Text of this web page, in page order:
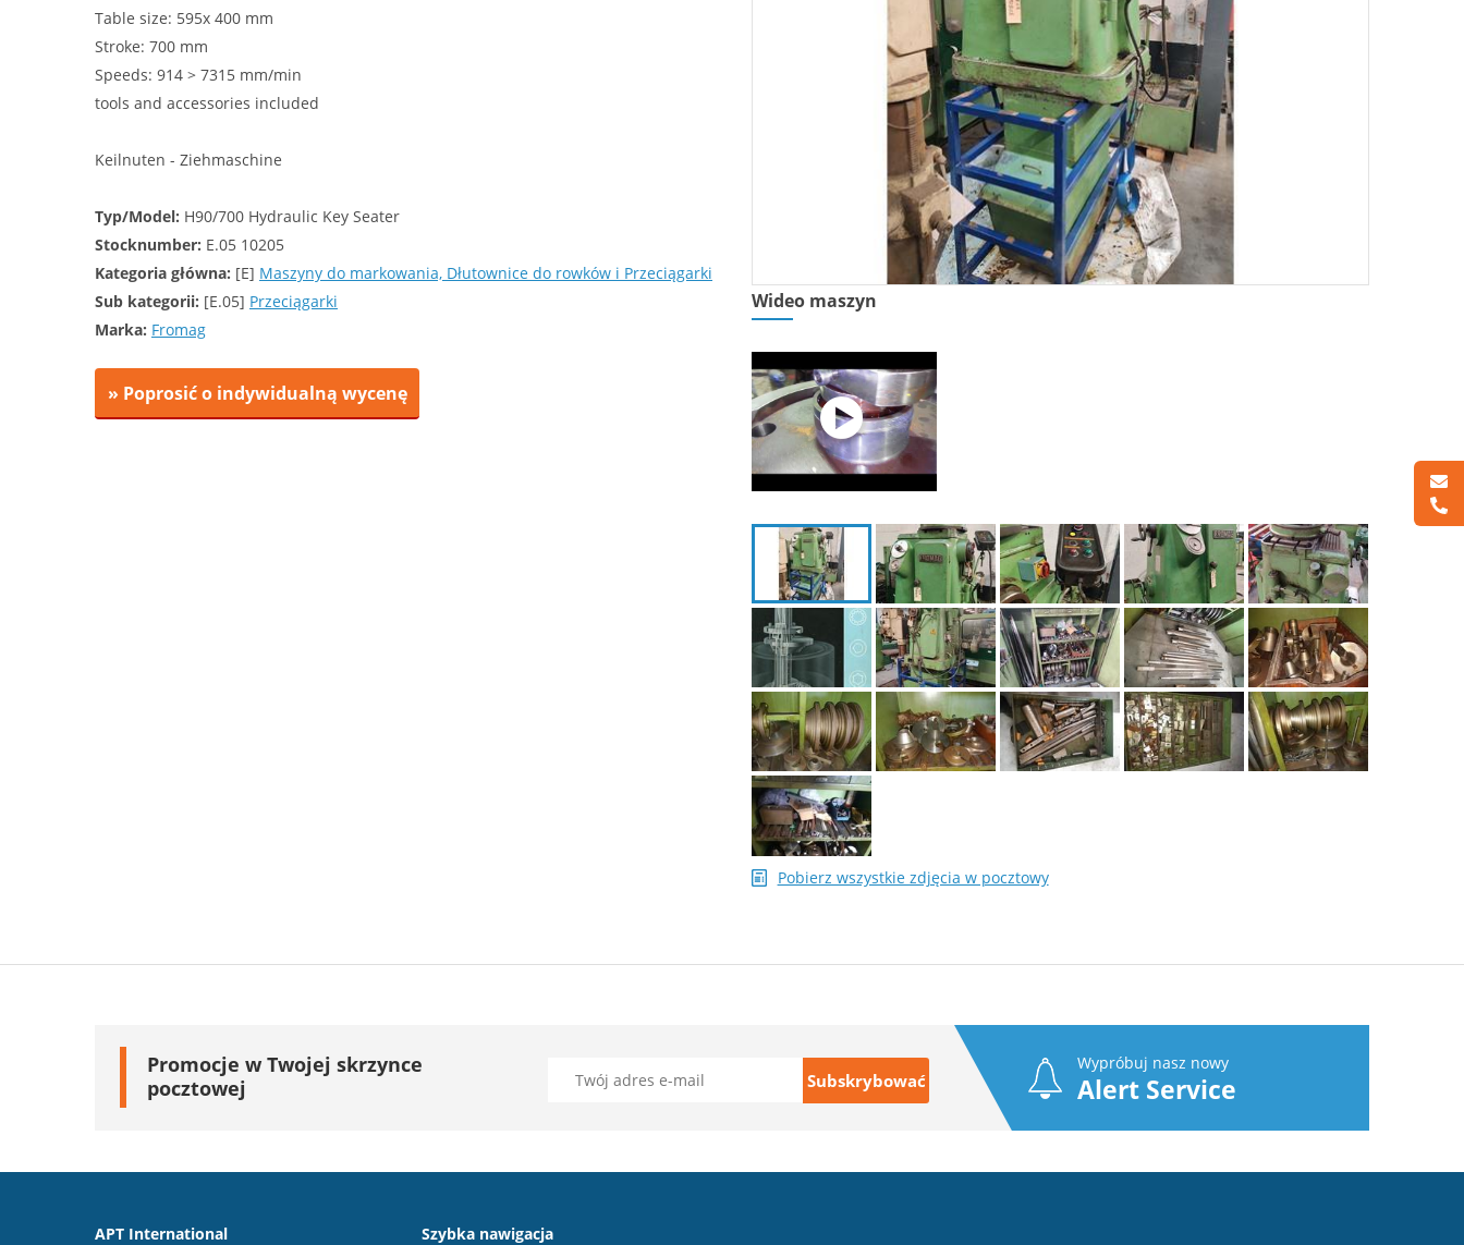
Table size: 595x 400 mm
Stroke: 700 mm
Speeds: 914 > 7315 mm/min
tools and accessories included
Keilnuten - Ziehmaschine
Typ/Model: H90/700 Hydraulic Key Seater
Stocknumber: E.05 10205
Kategoria główna: [E] Maszyny do markowania, Dłutownice do rowków i Przeciągarki
Sub kategorii: [E.05] Przeciągarki
Marka: Fromag
» Poprosić o indywidualną wycenę
Wideo maszyn
Pobierz wszystkie zdjęcia w pocztowy
Promocje w Twojej skrzynce
pocztowej
Wypróbuj nasz nowy
Alert Service
APT International Szybka nawigacja